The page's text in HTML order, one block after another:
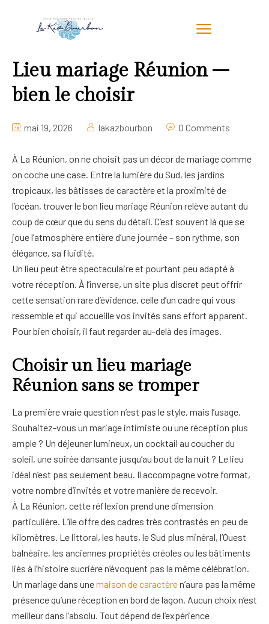
Lieu mariage Réunion –
bien le choisir
mai 19, 2026 lakazbourbon 0 Comments
À La Réunion, on ne choisit pas un décor de mariage comme
on coche une case. Entre la lumière du Sud, les jardins
tropicaux, les bâtisses de caractère et la proximité de
l’océan, trouver le bon lieu mariage Réunion relève autant du
coup de cœur que du sens du détail. C’est souvent là que se
joue l’atmosphère entière d’une journée – son rythme, son
élégance, sa fluidité.
Un lieu peut être spectaculaire et pourtant peu adapté à
votre réception. À l’inverse, un site plus discret peut offrir
cette sensation rare d’évidence, celle d’un cadre qui vous
ressemble et qui accueille vos invités sans effort apparent.
Pour bien choisir, il faut regarder au-delà des images.
Choisir un lieu mariage
Réunion sans se tromper
La première vraie question n’est pas le style, mais l’usage.
Souhaitez-vous un mariage intimiste ou une réception plus
ample ? Un déjeuner lumineux, un cocktail au coucher du
soleil, une soirée dansante jusqu’au bout de la nuit ? Le lieu
idéal n’est pas seulement beau. Il accompagne votre format,
votre nombre d’invités et votre manière de recevoir.
À La Réunion, cette réflexion prend une dimension
particulière. L’île offre des cadres très contrastés en peu de
kilomètres. Le littoral, les hauts, le Sud plus minéral, l’Ouest
balnéaire, les anciennes propriétés créoles ou les bâtiments
liés à l’histoire sucrière n’évoquent pas la même célébration.
Un mariage dans unemaison de caractèren’aura pas la même
présence qu’une réception en bord de lagon. Aucun choix n’est
meilleur dans l’absolu. Tout dépend de l’expérience